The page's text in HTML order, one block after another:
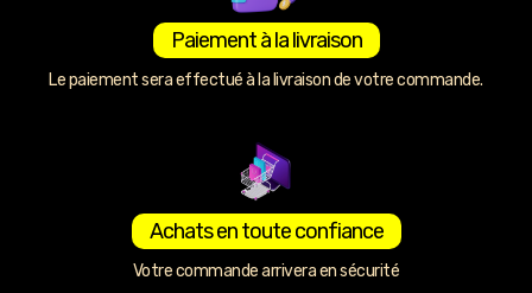
Paiement à la livraison
Le paiement sera effectué à la livraison de votre commande.
Achats en toute confiance
Votre commande arrivera en sécurité